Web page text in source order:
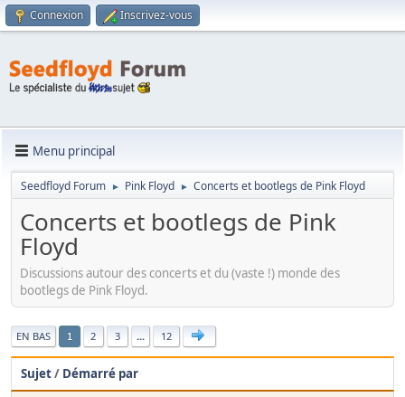
Connexion Inscrivez-vous
Menu principal
Seedfloyd Forum ► Pink Floyd ► Concerts et bootlegs de Pink Floyd
Concerts et bootlegs de Pink
Floyd
Discussions autour des concerts et du (vaste !) monde des
bootlegs de Pink Floyd.
EN BAS 1 2 3 ... 12
Sujet/ Démarré par